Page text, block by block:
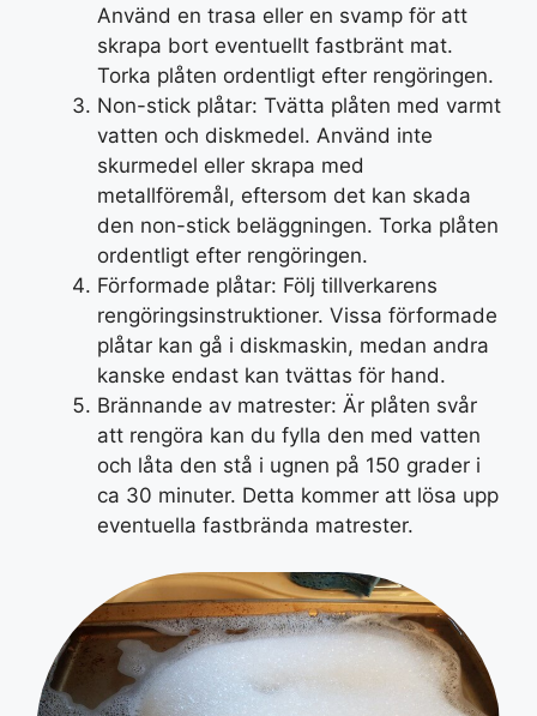
Använd en trasa eller en svamp för att
skrapa bort eventuellt fastbränt mat.
Torka plåten ordentligt efter rengöringen.
Non-stick plåtar: Tvätta plåten med varmt
vatten och diskmedel. Använd inte
skurmedel eller skrapa med
metallföremål, eftersom det kan skada
den non-stick beläggningen. Torka plåten
ordentligt efter rengöringen.
Förformade plåtar: Följ tillverkarens
rengöringsinstruktioner. Vissa förformade
plåtar kan gå i diskmaskin, medan andra
kanske endast kan tvättas för hand.
Brännande av matrester: Är plåten svår
att rengöra kan du fylla den med vatten
och låta den stå i ugnen på 150 grader i
ca 30 minuter. Detta kommer att lösa upp
eventuella fastbrända matrester.